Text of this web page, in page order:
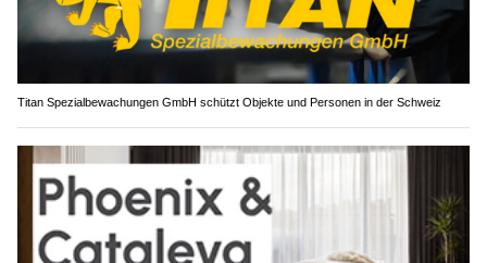
Titan Spezialbewachungen GmbH schützt Objekte und Personen in der Schweiz